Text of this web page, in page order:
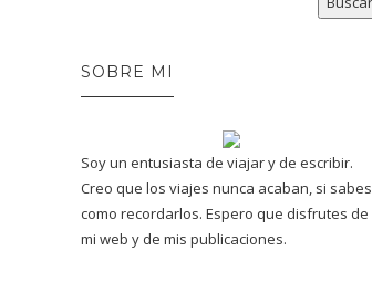
SOBRE MI
Soy un entusiasta de viajar y de escribir.
Creo que los viajes nunca acaban, si sabes
como recordarlos. Espero que disfrutes de
mi web y de mis publicaciones.